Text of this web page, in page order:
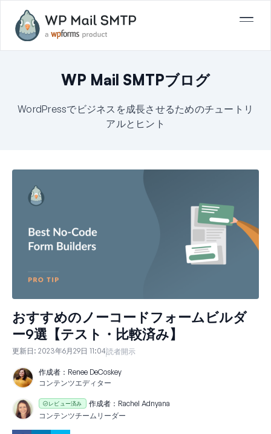
WP Mail SMTPブログ
WordPressでビジネスを成長させるためのチュートリ
アルとヒント
おすすめのノーコードフォームビルダ
ー9選【テスト・比較済み】
更新日: 2023年6月29日 11:04読者開示
作成者： Renee DeCoskey
コンテンツエディター
レビュー済み 作成者： Rachel Adnyana
コンテンツチームリーダー